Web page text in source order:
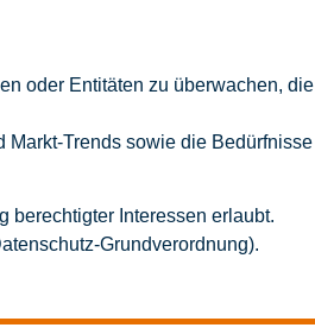
oder Entitäten zu überwachen, die
Trends sowie die Bedürfnisse
berechtigter Interessen erlaubt.
Grundverordnung).